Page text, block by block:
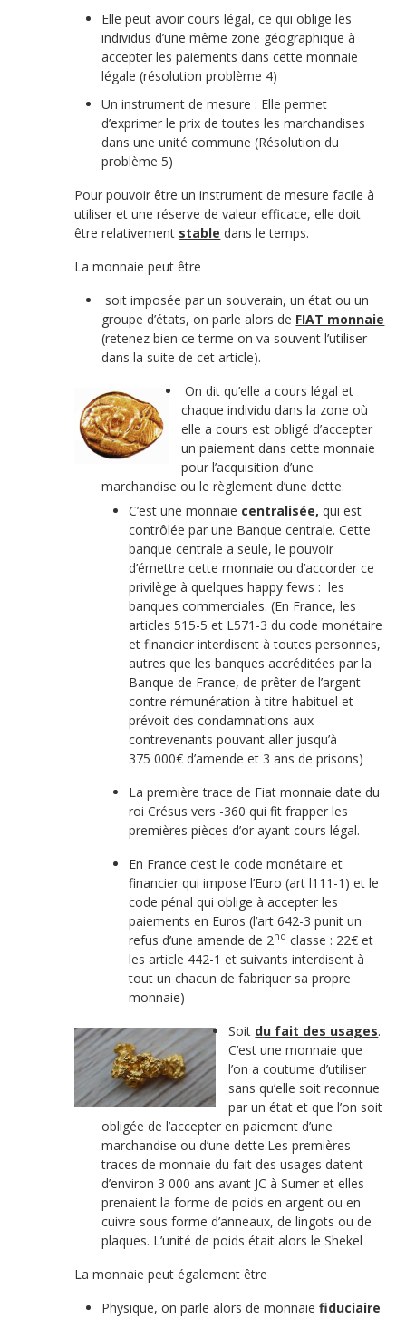
Elle peut avoir cours légal, ce qui oblige les
individus d’une même zone géographique à
accepter les paiements dans cette monnaie
légale (résolution problème 4)
Un instrument de mesure : Elle permet
d’exprimer le prix de toutes les marchandises
dans une unité commune (Résolution du
problème 5)
Pour pouvoir être un instrument de mesure facile à
utiliser et une réserve de valeur efficace, elle doit
être relativement stable dans le temps.
La monnaie peut être
soit imposée par un souverain, un état ou un
groupe d’états, on parle alors de FIAT monnaie
(retenez bien ce terme on va souvent l’utiliser
dans la suite de cet article).
On dit qu’elle a cours légal et
chaque individu dans la zone où
elle a cours est obligé d’accepter
un paiement dans cette monnaie
pour l’acquisition d’une
marchandise ou le règlement d’une dette.
C’est une monnaie centralisée, qui est
contrôlée par une Banque centrale. Cette
banque centrale a seule, le pouvoir
d’émettre cette monnaie ou d’accorder ce
privilège à quelques happy fews : les
banques commerciales. (En France, les
articles 515-5 et L571-3 du code monétaire
et financier interdisent à toutes personnes,
autres que les banques accréditées par la
Banque de France, de prêter de l’argent
contre rémunération à titre habituel et
prévoit des condamnations aux
contrevenants pouvant aller jusqu’à
375 000€ d’amende et 3 ans de prisons)
La première trace de Fiat monnaie date du
roi Crésus vers -360 qui fit frapper les
premières pièces d’or ayant cours légal.
En France c’est le code monétaire et
financier qui impose l’Euro (art l111-1) et le
code pénal qui oblige à accepter les
paiements en Euros (l’art 642-3 punit un
refus d’une amende de 2nd classe : 22€ et
les article 442-1 et suivants interdisent à
tout un chacun de fabriquer sa propre
monnaie)
Soit du fait des usages.
C’est une monnaie que
l’on a coutume d’utiliser
sans qu’elle soit reconnue
par un état et que l’on soit
obligée de l’accepter en paiement d’une
marchandise ou d’une dette.Les premières
traces de monnaie du fait des usages datent
d’environ 3 000 ans avant JC à Sumer et elles
prenaient la forme de poids en argent ou en
cuivre sous forme d’anneaux, de lingots ou de
plaques. L’unité de poids était alors le Shekel
La monnaie peut également être
Physique, on parle alors de monnaiefiduciaire